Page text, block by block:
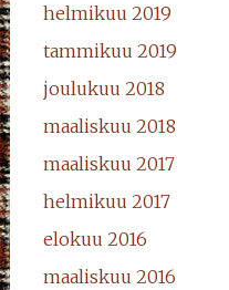
helmikuu 2019
tammikuu 2019
joulukuu 2018
maaliskuu 2018
maaliskuu 2017
helmikuu 2017
elokuu 2016
maaliskuu 2016